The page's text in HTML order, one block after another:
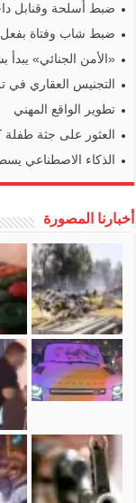
ضبط أسلحة وقنابل
ضبط شاب وفتاة
«الأمن الجنائي»
التجنيس العقاري في
تطوير الواقع المهني
العثور على جثة طفلة
الذكاء الاصطناعي
أخبارنا المصورة